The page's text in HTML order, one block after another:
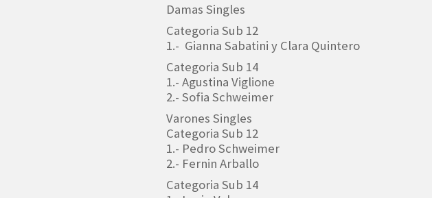
Damas Singles
Categoria Sub 12
1.- Gianna Sabatini y Clara Quintero
Categoria Sub 14
1.- Agustina Viglione
2.- Sofia Schweimer
Varones Singles
Categoria Sub 12
1.- Pedro Schweimer
2.- Fernin Arballo
Categoria Sub 14